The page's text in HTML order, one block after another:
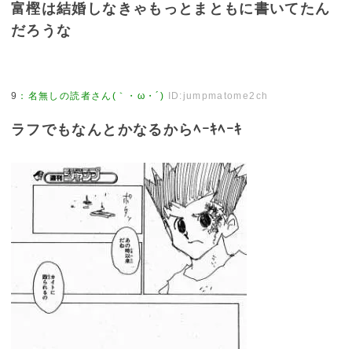
富樫は結婚しなきゃもっとまともに書いてたん
だろうな
9 ： 名無しの読者さん(｀・ω・´) ID:jumpmatome2ch
ラフでもなんとかなるからﾍｰｷﾍｰｷ